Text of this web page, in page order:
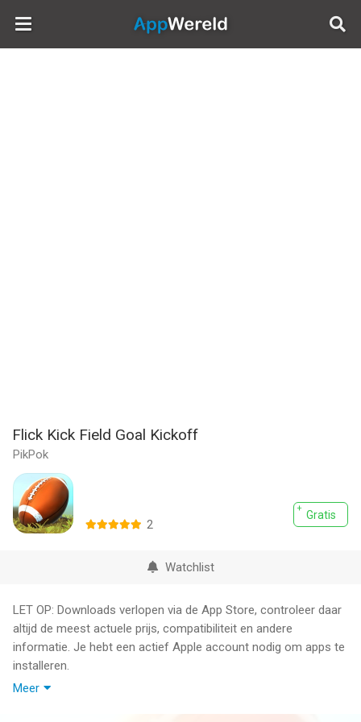
AppWereld
Flick Kick Field Goal Kickoff
PikPok
Gratis
2
Watchlist
LET OP: Downloads verlopen via de App Store, controleer daar
altijd de meest actuele prijs, compatibiliteit en andere
informatie. Je hebt een actief Apple account nodig om apps te
installeren.
Meer